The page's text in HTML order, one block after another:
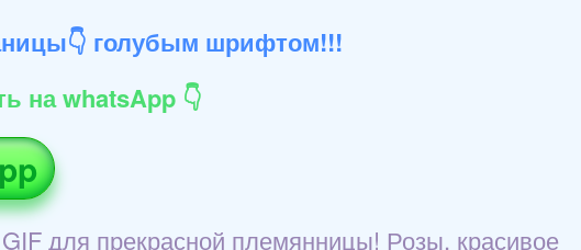
голубым шрифтом!!!
на whatsApp 👇
для прекрасной племянницы! Розы, красивое